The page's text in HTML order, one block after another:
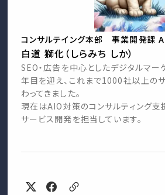
コンサルテイング本部 事業開発課
白道 獅化（しらみち しか）
SEO・広告を中心としたデジタルマー
年目を迎え、これまで1000社以上の
わってきました。
現在はAIO対策のコンサルティング
サービス開発を担当しています。